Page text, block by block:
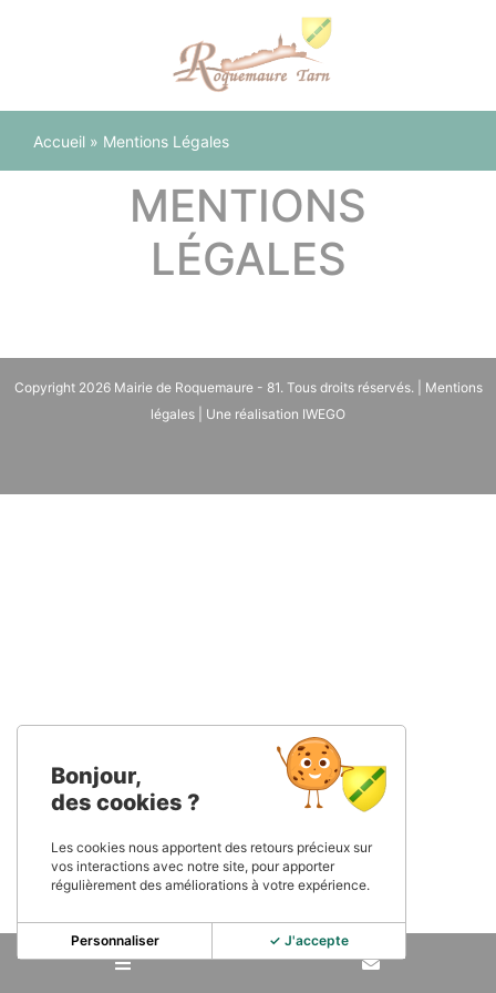
Accueil » Mentions Légales
MENTIONS
LÉGALES
Copyright 2026 Mairie de Roquemaure - 81. Tous droits réservés. | Mentions
légales | Une réalisation IWEGO
Bonjour,
des cookies ?
Les cookies nous apportent des retours précieux sur
vos interactions avec notre site, pour apporter
régulièrement des améliorations à votre expérience.
✓ J'accepte
Personnaliser